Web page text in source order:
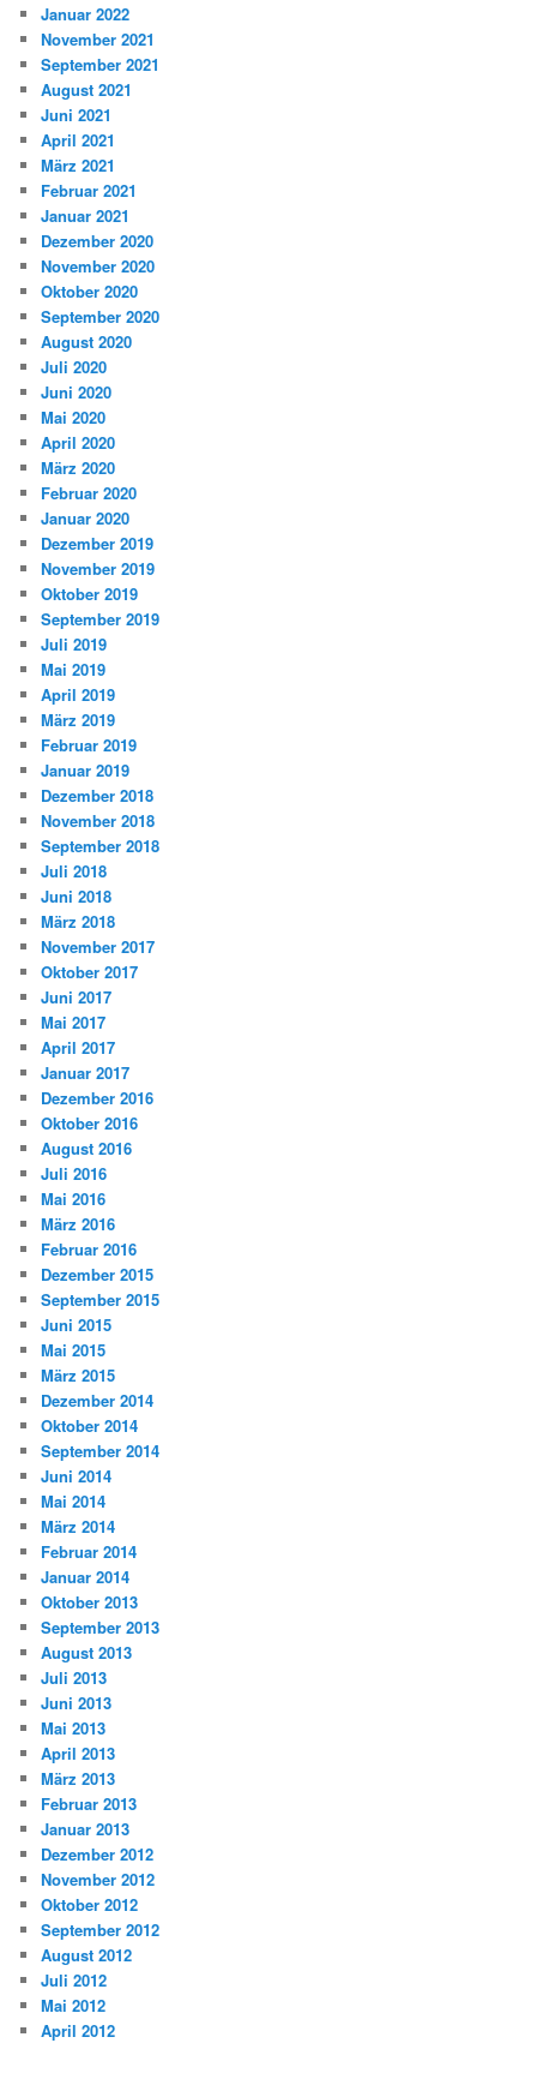
Januar 2022
November 2021
September 2021
August 2021
Juni 2021
April 2021
März 2021
Februar 2021
Januar 2021
Dezember 2020
November 2020
Oktober 2020
September 2020
August 2020
Juli 2020
Juni 2020
Mai 2020
April 2020
März 2020
Februar 2020
Januar 2020
Dezember 2019
November 2019
Oktober 2019
September 2019
Juli 2019
Mai 2019
April 2019
März 2019
Februar 2019
Januar 2019
Dezember 2018
November 2018
September 2018
Juli 2018
Juni 2018
März 2018
November 2017
Oktober 2017
Juni 2017
Mai 2017
April 2017
Januar 2017
Dezember 2016
Oktober 2016
August 2016
Juli 2016
Mai 2016
März 2016
Februar 2016
Dezember 2015
September 2015
Juni 2015
Mai 2015
März 2015
Dezember 2014
Oktober 2014
September 2014
Juni 2014
Mai 2014
März 2014
Februar 2014
Januar 2014
Oktober 2013
September 2013
August 2013
Juli 2013
Juni 2013
Mai 2013
April 2013
März 2013
Februar 2013
Januar 2013
Dezember 2012
November 2012
Oktober 2012
September 2012
August 2012
Juli 2012
Mai 2012
April 2012